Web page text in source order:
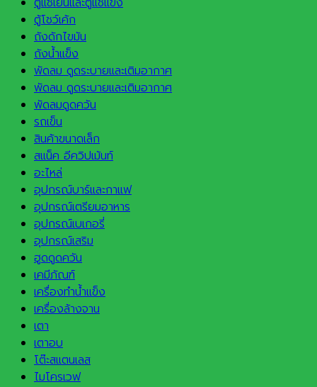
ตู้โชว์เค้ก
ถังดักไขมัน
ถังน้ำแข็ง
พัดลม ดูดระบายและเติมอากาศ
พัดลม ดูดระบายและเติมอากาศ
พัดลมดูดควัน
รถเข็น
สินค้าขนาดเล็ก
สแน็ค อีควิปเม้นท์
อะไหล่
อุปกรณ์บาร์และกาแฟ
อุปกรณ์เตรียมอาหาร
อุปกรณ์เบเกอรี่
อุปกรณ์เสริม
ฮูดดูดควัน
เคมีภัณฑ์
เครื่องทำน้ำแข็ง
เครื่องล้างจาน
เตา
เตาอบ
โต๊ะสแตนเลส
ไมโครเวฟ